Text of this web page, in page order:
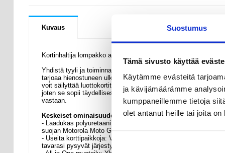
Suostumus
Tämä sivusto käyttää
Käytämme evästeitä
ja kävijämäärämme
kumppaneillemme tietoja
olet antanut heille tai joita
Kuvaus
Kortinhaltija lompakko asia useita korttipaikkoja Motorola
Yhdistä tyyli ja toiminnallisuus Motorola Moto G55 -
tarjoaa hienostuneen ulkonäön ja samalla luotettavan suojan
voit säilyttää luottokortit, henkilöllisyystodistukset ja käteisen
joten se sopii täydellisesti liikkeellä oleville. Kestävä rakenne
vastaan.
Keskeiset ominaisuudet ja tekniset tiedot
- Laadukas polyuretaani: Tämä kotelo on valmistettu
suojan Motorola Moto G55 -puhelimellesi.
- Useita korttipaikkoja: Varustettu useilla korttipaikoilla
tavarasi pysyvät järjestyksessä ja helposti saatavilla.